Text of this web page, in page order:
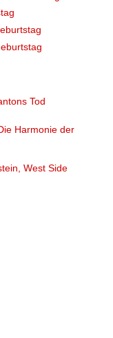
Tod
Harmonie der
West Side